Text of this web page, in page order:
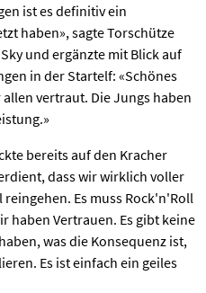
ist es definitiv ein
haben», sagte Torschütze
und ergänzte mit Blick auf
in der Startelf: «Schönes
vertraut. Die Jungs haben
bereits auf den Kracher
dass wir wirklich voller
Es muss Rock'n'Roll
haben Vertrauen. Es gibt keine
was die Konsequenz ist,
Es ist einfach ein geiles